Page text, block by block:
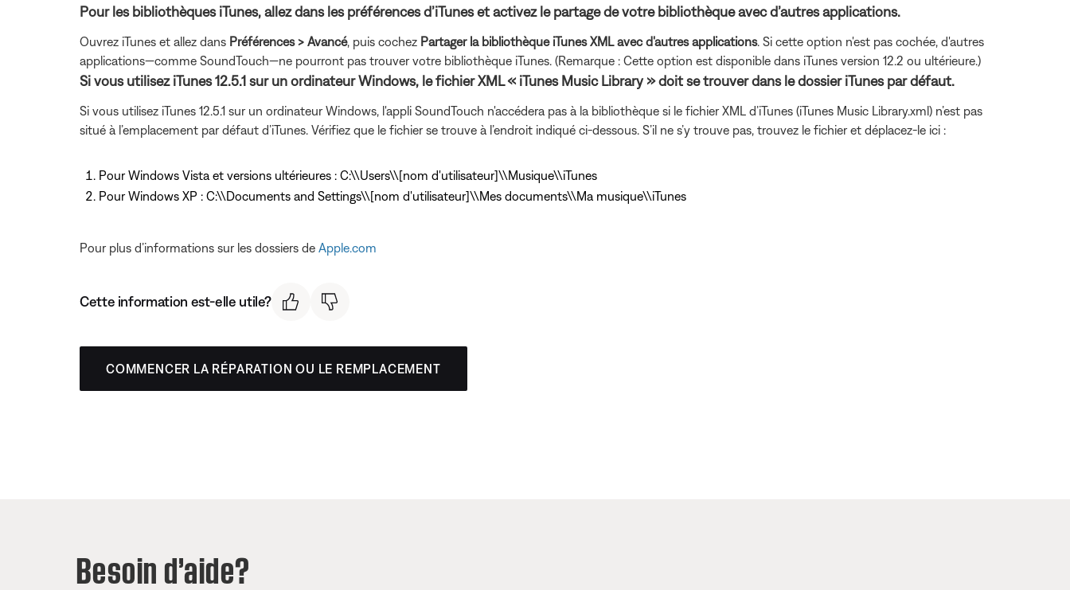
Pour les bibliothèques iTunes, allez dans les préférences d’iTunes et activez le partage de votre bibliothèque avec d’autres applications.
Ouvrez iTunes et allez dans Préférences > Avancé, puis cochez Partager la bibliothèque iTunes XML avec d'autres applications. Si cette option n'est pas cochée, d'autres
applications—comme SoundTouch—ne pourront pas trouver votre bibliothèque iTunes. (Remarque : Cette option est disponible dans iTunes version 12.2 ou ultérieure.)
Si vous utilisez iTunes 12.5.1 sur un ordinateur Windows, le fichier XML « iTunes Music Library » doit se trouver dans le dossier iTunes par défaut.
Si vous utilisez iTunes 12.5.1 sur un ordinateur Windows, l'appli SoundTouch n'accédera pas à la bibliothèque si le fichier XML d’iTunes (iTunes Music Library.xml) n’est pas
situé à l’emplacement par défaut d’iTunes. Vérifiez que le fichier se trouve à l’endroit indiqué ci-dessous. S’il ne s’y trouve pas, trouvez le fichier et déplacez-le ici :
Pour Windows Vista et versions ultérieures : C:\\Users\\[nom d'utilisateur]\\Musique\\iTunes
Pour Windows XP : C:\\Documents and Settings\\[nom d'utilisateur]\\Mes documents\\Ma musique\\iTunes
Pour plus d’informations sur les dossiers de Apple.com
Cette information est-elle utile?
COMMENCER LA RÉPARATION OU LE REMPLACEMENT
Besoin d’aide?